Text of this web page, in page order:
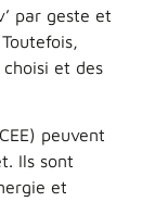
par geste et
et des
peuvent
Ils sont
et